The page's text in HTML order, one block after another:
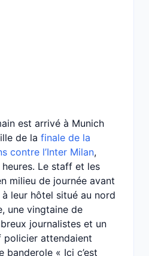
est arrivé à Munich
de la finale de la
contre l’Inter Milan,
Le staff et les
milieu de journée avant
leur hôtel situé au nord
une vingtaine de
journalistes et un
attendaient
banderole « Ici c’est